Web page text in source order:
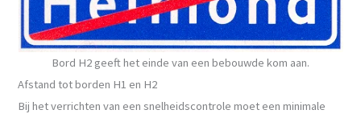
Bord H2 geeft het einde van een bebouwde kom aan.
Afstand tot borden H1 en H2
Bij het verrichten van een snelheidscontrole moet een minimale